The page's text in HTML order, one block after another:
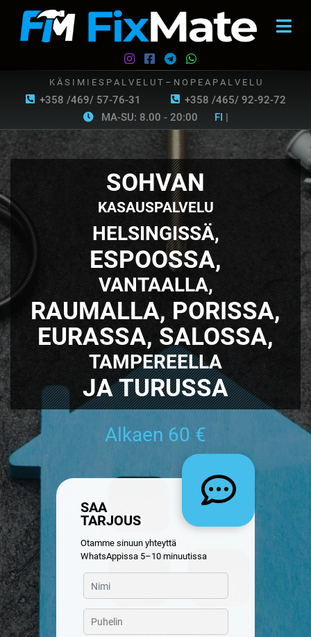
+358 /469/ 57-76-31 +358 /465/ 92-92-72
K Ä S I M I E S P A L V E L U T – N O P E A P A L V E L U
MA-SU: 8.00 - 20:00 FI |
SOHVAN
KASAUSPALVELU
HELSINGISSÄ,
ESPOOSSA,
VANTAALLA,
RAUMALLA, PORISSA,
EURASSA, SALOSSA,
TAMPEREELLA
JA TURUSSA
Alkaen 60 €
SAA
TARJOUS
Otamme sinuun yhteyttä
WhatsAppissa 5–10 minuutissa